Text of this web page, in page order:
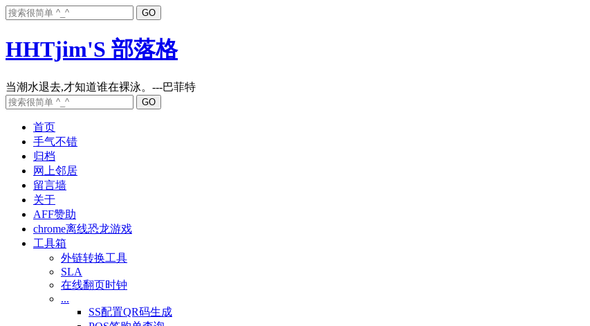
HHTjim'S 部落格
首页
手气不错
归档
网上邻居
留言墙
关于
AFF赞助
chrome离线恐龙游戏
工具箱
外链转换工具
SLA
在线翻页时钟
...
SS配置QR码生成